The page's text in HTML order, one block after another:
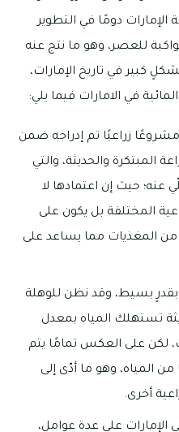
دومًا في التطوير
للعصر، وهو ما نتج عنه
كبير في تاريخ الإمارات،
في الامارات فيما يلي:
مشروعًا زراعيًا تم إدراجه ضمن
المبتكرة والحديثة، والتي
عنه؛ حيث إن اعتمادها لا
المختلفة بل يكون على
من المغذيات مما يساعد على
بقدرٍ بسيط، وقد نظن للوهلة
تستهلك المياه بمعدل
لكن على العكس تمامًا يتم
70% تقريبًا من المياه، وهو ما أدّى إلى
أخرى.
الإمارات على عدة عوامل،